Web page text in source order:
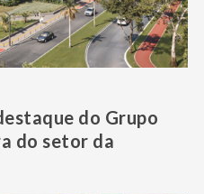
do Grupo
do setor da